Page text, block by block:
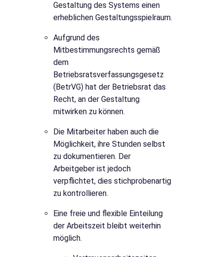
Gestaltung des Systems einen
erheblichen Gestaltungsspielraum.
Aufgrund des
Mitbestimmungsrechts gemäß
dem
Betriebsratsverfassungsgesetz
(BetrVG) hat der Betriebsrat das
Recht, an der Gestaltung
mitwirken zu können.
Die Mitarbeiter haben auch die
Möglichkeit, ihre Stunden selbst
zu dokumentieren. Der
Arbeitgeber ist jedoch
verpflichtet, dies stichprobenartig
zu kontrollieren.
Eine freie und flexible Einteilung
der Arbeitszeit bleibt weiterhin
möglich.